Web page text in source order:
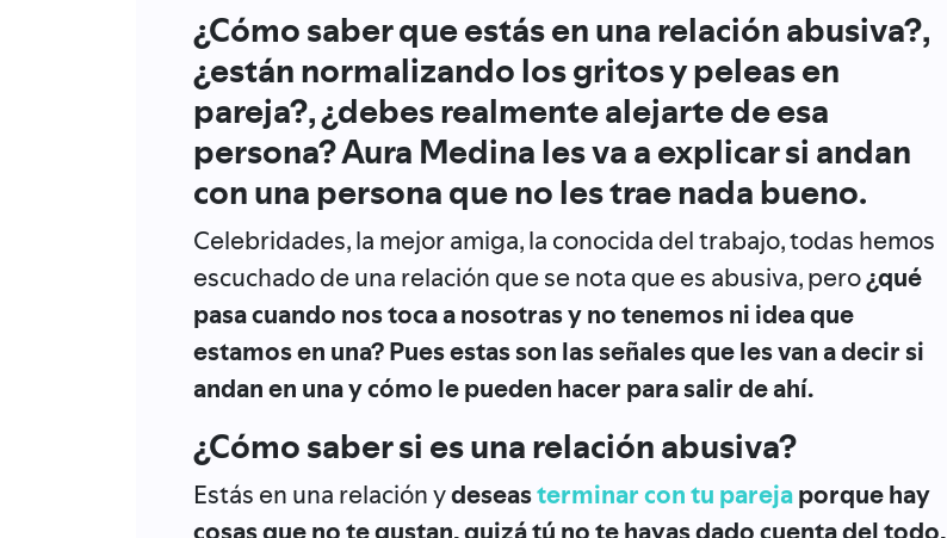
¿Cómo saber que estás en una relación abusiva?,
¿están normalizando los gritos y peleas en
pareja?, ¿debes realmente alejarte de esa
persona? Aura Medina les va a explicar si andan
con una persona que no les trae nada bueno.
Celebridades, la mejor amiga, la conocida del trabajo, todas hemos
escuchado de una relación que se nota que es abusiva, pero¿qué
pasa cuando nos toca a nosotras y no tenemos ni idea que
estamos en una? Pues estas son las señales que les van a decir si
andan en una y cómo le pueden hacer para salir de ahí.
¿Cómo saber si es una relación abusiva?
Estás en una relación ydeseasterminar con tu parejaporque hay